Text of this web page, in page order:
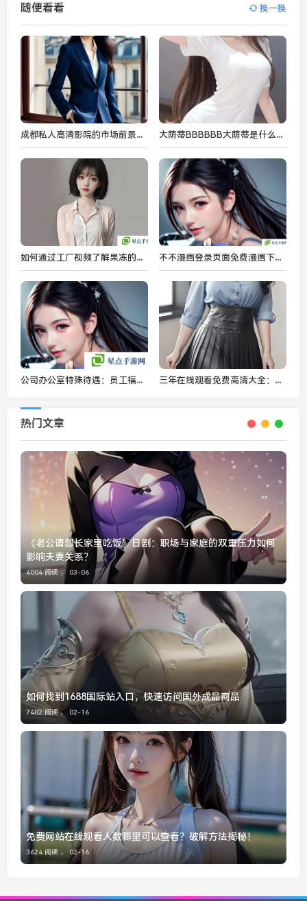
随便看看 换一换
成都私人高清影院的市场前景：未来几年市场潜力如何？ 大荫蒂BBBBBB大荫蒂是什么？它如何影响现代社交和网络语言？
如何通过工厂视频了解果冻的制造过程及其质量控制 不不漫画登录页面免费漫画下拉式功能解析：为漫画爱好者提供更加便捷的阅读体验
公司办公室特殊待遇：员工福利与办公环境如何提升员工满意度与工作效率 三年在线观看免费高清大全：全网热门视频资源一站式观影体验
热门文章
《老公请部长家里吃饭》日剧：职场与家庭的双重压力如何
影响夫妻关系？
4004 阅读 ， 03-06
如何找到1688国际站入口，快速访问国外成品商品
7482 阅读 ， 02-16
免费网站在线观看人数哪里可以查看？破解方法揭秘！
3624 阅读 ， 02-16